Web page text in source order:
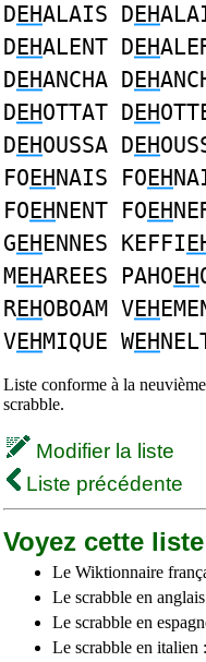
DEHALAIS DEH
DEHALENT DEH
DEHANCHA DEH
DEHOTTAT DEH
DEHOUSSA DEH
FOEHNAIS FOEH
FOEHNENT FOEH
GEHENNES KEFFI
MEHAREES PAHOEH
REHOBOAM VEH
VEHMIQUE WEH
Liste conforme à la
scrabble.
Modifier la liste
Liste précédente
Voyez cette
Le Wiktionnaire
Le scrabble en
Le scrabble en
Le scrabble en italien :